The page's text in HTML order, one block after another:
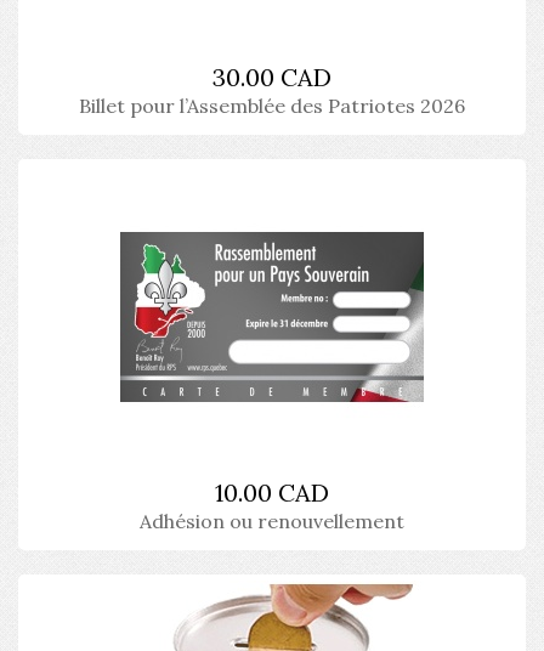
30.00 CAD
Billet pour l’Assemblée des Patriotes 2026
10.00 CAD
Adhésion ou renouvellement